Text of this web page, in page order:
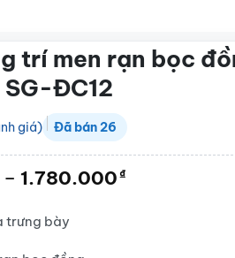
trí men rạn bọc
ĐC12
giá) Đã bán26
– 1.780.000 ₫
trưng bày